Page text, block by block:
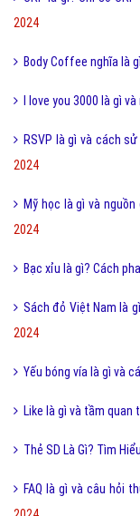
2024
Body Coffee nghĩa là
I love you 3000 là gì
RSVP là gì và cách
2024
Mỹ học là gì và
2024
Bạc xỉu là gì? Cách
Sách đỏ Việt Nam là
2024
Yếu bóng vía là gì và
Like là gì và tầm quan
Thẻ SD Là Gì? Tìm
FAQ là gì và câu hỏi